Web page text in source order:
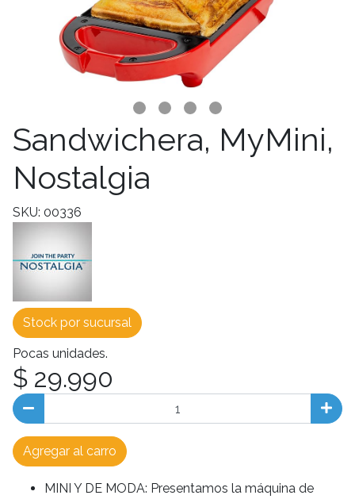
Sandwichera, MyMini,
Nostalgia
SKU: 00336
Stock por sucursal
Pocas unidades.
$ 29.990
Agregar al carro
MINI Y DE MODA: Presentamos la máquina de